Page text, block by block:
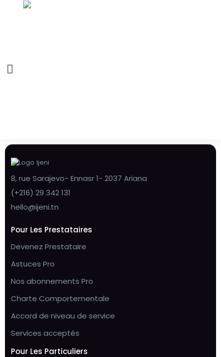
8, rue Sarajevo- Ennasr 1- 2037 Ariana
(+216) 29 342 131
hello@ijeni.tn
Pour Les Prestataires
Devenez Prestataire
Astuces Pro
Nos abonnements Pro
Charte Comportementale
Accord de niveau de service
Services acceptés
Pour Les Particuliers